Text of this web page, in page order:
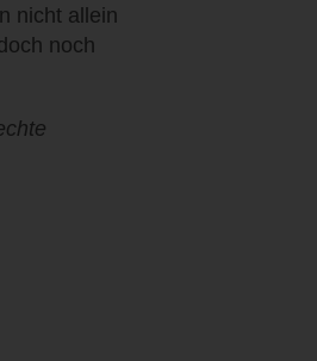
nicht allein
noch